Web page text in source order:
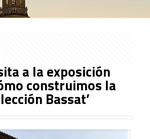
a la exposición
construimos la
Bassat’